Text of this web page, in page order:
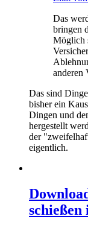
Das
bringen
Möglich
anderen
Das sind
bisher ein
Dingen und
hergestellt
der
eigentlich.
schießen